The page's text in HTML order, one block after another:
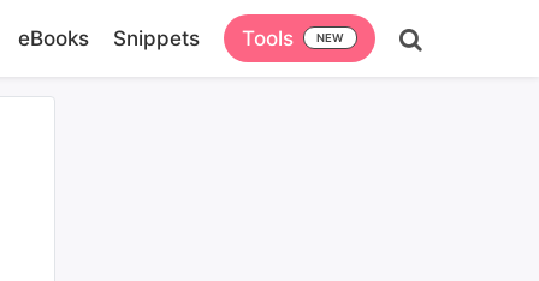
eBooks Snippets Tools